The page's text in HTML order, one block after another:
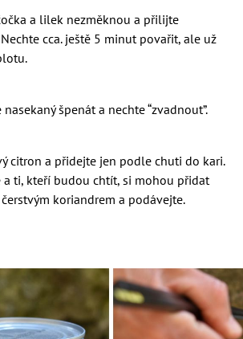
a lilek nezměknou a přilijte
cca. ještě 5 minut povařit, ale už
špenát a nechte “zvadnout”.
citron a přidejte jen podle chuti do kari.
a ti, kteří budou chtít, si mohou přidat
koriandrem a podávejte.